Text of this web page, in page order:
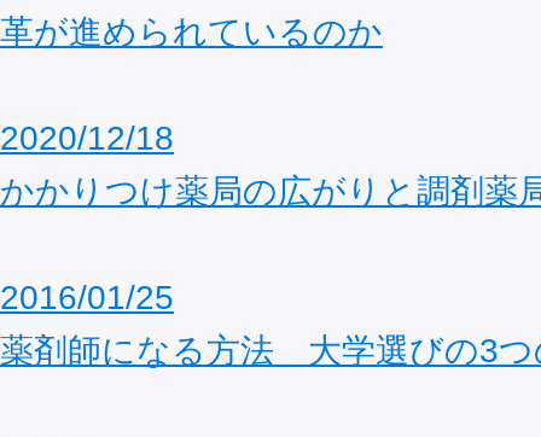
革が進められているのか
2020/12/18
かかりつけ薬局の広がりと調剤薬
2016/01/25
薬剤師になる方法 大学選びの3つ